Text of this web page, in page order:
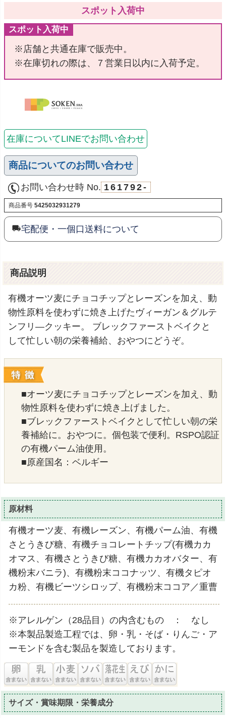
スポット入荷中
スポット入荷中
※店舗と共通在庫で販売中。
※在庫切れの際は、７営業日以内に入荷予定。
在庫についてLINEでお問い合わせ
商品についてのお問い合わせ
お問い合わせ時 No. 161792-
商品番号 5425032931279
宅配便・一個口送料について
商品説明
有機オーツ麦にチョコチップとレーズンを加え、動
物性原料を使わずに焼き上げたヴィーガン＆グルテ
ンフリ―クッキー。 ブレックファーストベイクと
して忙しい朝の栄養補給、おやつにどうぞ。
■オーツ麦にチョコチップとレーズンを加え、動
物性原料を使わずに焼き上げました。
■ブレックファーストベイクとして忙しい朝の栄
養補給に。おやつに。個包装で便利。RSPO認証
の有機パーム油使用。
■原産国名：ベルギー
原材料
有機オーツ麦、有機レーズン、有機パーム油、有機
さとうきび糖、有機チョコレートチップ(有機カカ
オマス、有機さとうきび糖、有機カカオバター、有
機粉末バニラ)、有機粉末ココナッツ、有機タピオ
カ粉、有機ビーツシロップ、有機粉末ココア／重曹
※アレルゲン（28品目）の内含むもの ： なし
※本製品製造工程では、卵・乳・そば・りんご・ア
ーモンドを含む製品を製造しております。
サイズ・賞味期限・栄養成分